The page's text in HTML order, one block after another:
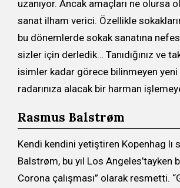
uzanıyor. Ancak amaçları ne olursa
sanat ilham verici. Özellikle
bu dönemlerde sokak sanatına
sizler için derledik… Tanıdığınız ve
isimler kadar görece bilinmeyen
radarınıza alacak bir harman
Rasmus Balstrøm
Kendi kendini yetiştiren Kopenhag lı
Balstrøm, bu yıl Los Angeles’tayken
Corona çalışması” olarak resmetti.